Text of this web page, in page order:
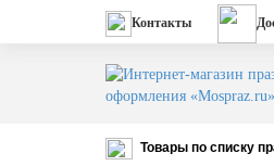
Контакты
Товары по списку